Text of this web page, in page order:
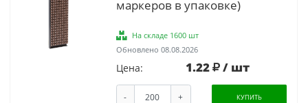
маркеров в упаковке)
На складе 1600 шт
Обновлено 08.08.2026
Цена: 1.22 / шт
- + КУПИТЬ